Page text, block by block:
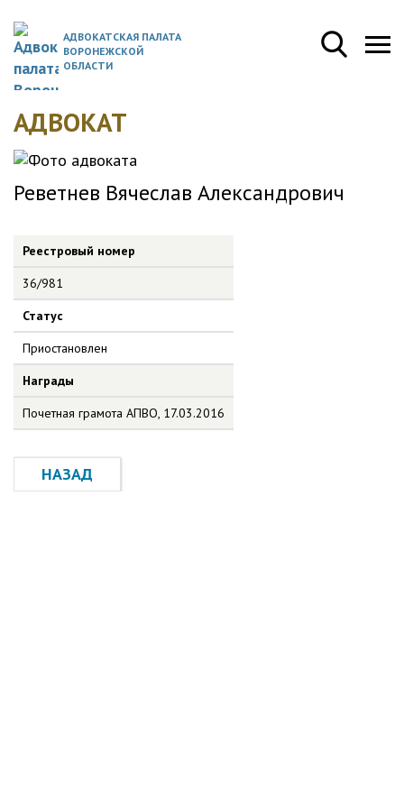
АДВОКАТСКАЯ ПАЛАТА
ВОРОНЕЖСКОЙ
ОБЛАСТИ
АДВОКАТ
Реветнев Вячеслав Александрович
Реестровый номер
36/981
Статус
Приостановлен
Награды
Почетная грамота АПВО, 17.03.2016
НАЗАД